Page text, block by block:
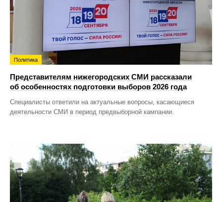
Политика
Представителям нижегородских СМИ рассказали
об особенностях подготовки выборов 2026 года
Специалисты ответили на актуальные вопросы, касающиеся
деятельности СМИ в период предвыборной кампании.